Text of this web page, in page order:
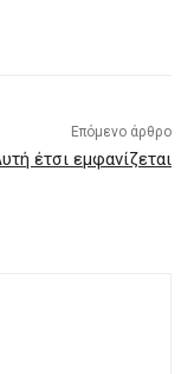
Επόμενο άρθρο
έτσι εμφανίζεται